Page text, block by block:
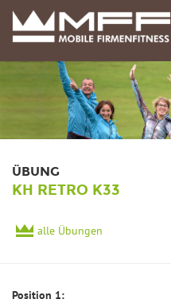
ÜBUNG
KH RETRO K33
alle Übungen
Position 1: